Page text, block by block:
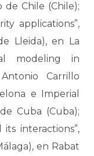
de Chile (Chile);
applications”,
Lleida), en La
modeling in
Carrillo
e Imperial
Cuba (Cuba);
interactions”,
en Rabat